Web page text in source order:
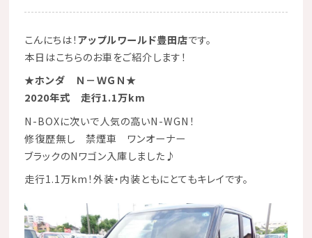
こんにちは！アップルワールド豊田店です。
本日はこちらのお車をご紹介します！
★ホンダ Ｎ－ＷＧＮ★
2020年式 走行1.1万km
N-BOXに次いで人気の高いN-WGN！
修復歴無し
禁煙車
ワンオーナー
ブラックのNワゴン入庫しました♪
走行1.1万km！外装・内装ともにとてもキレイです。